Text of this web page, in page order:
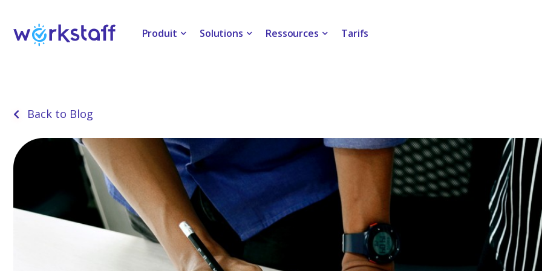
Produit Solutions Ressources Tarifs
et en planifiant l'équipe adéquate.
Back to Blog